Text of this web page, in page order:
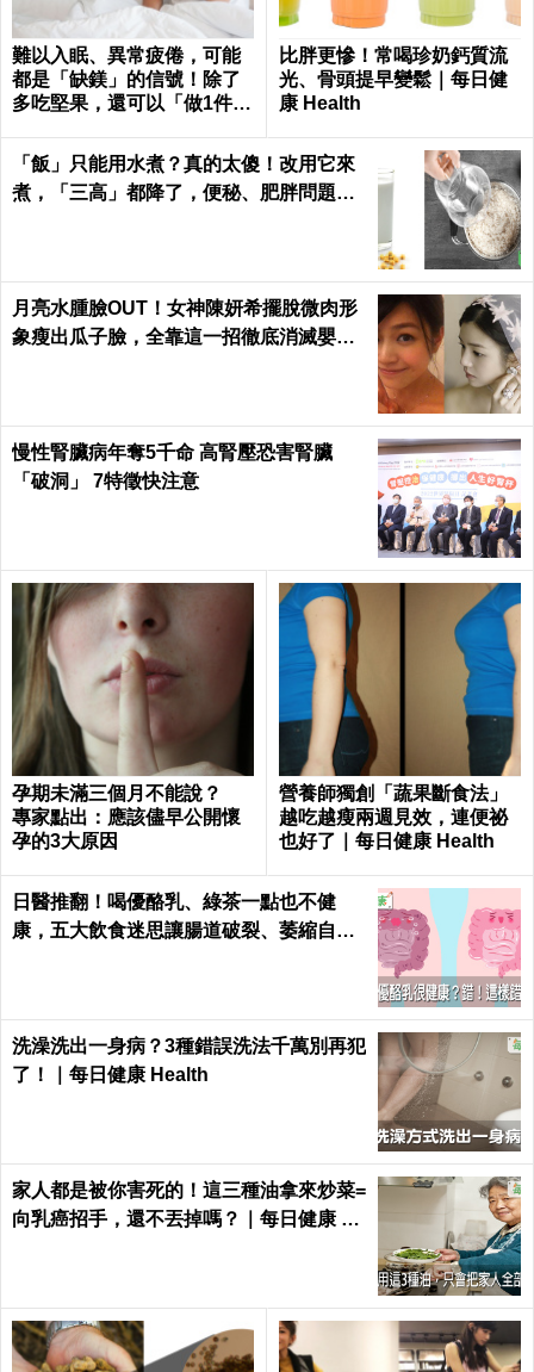
難以入眠、異常疲倦，可能
都是「缺鎂」的信號！除了
多吃堅果，還可以「做1件
比胖更慘！常喝珍奶鈣質流
光、骨頭提早變鬆｜每日健
康 Health
「飯」只能用水煮？真的太傻！改用它來
煮，「三高」都降了，便秘、肥胖問題也
月亮水腫臉OUT！女神陳妍希擺脫微肉形
象瘦出瓜子臉，全靠這一招徹底消滅嬰兒
慢性腎臟病年奪5千命 高腎壓恐害腎臟
「破洞」 7特徵快注意
孕期未滿三個月不能說？
專家點出：應該儘早公開懷
孕的3大原因
營養師獨創「蔬果斷食法」
越吃越瘦兩週見效，連便祕
也好了｜每日健康 Health
日醫推翻！喝優酪乳、綠茶一點也不健
康，五大飲食迷思讓腸道破裂、萎縮自盡
洗澡洗出一身病？3種錯誤洗法千萬別再犯
了！｜每日健康 Health
家人都是被你害死的！這三種油拿來炒菜=
向乳癌招手，還不丟掉嗎？｜每日健康 He